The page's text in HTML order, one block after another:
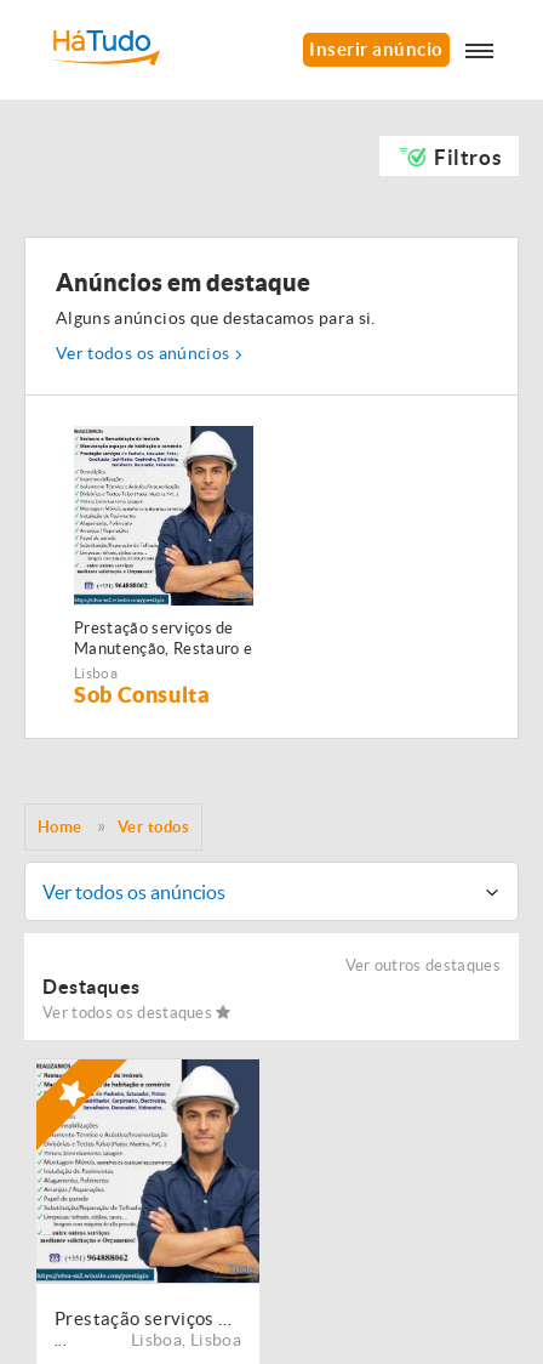
Inserir anúncio
Filtros
Anúncios em destaque
Alguns anúncios que destacamos para si.
Ver todos os anúncios
Prestação serviços de
Manutenção, Restauro e
Remodelação de
imóveis!
Lisboa
Sob Consulta
Home Ver todos
Ver todos os anúncios
Ver outros destaques
Destaques
Ver todos os destaques
Lisboa Lisboa